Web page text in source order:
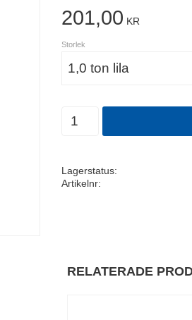
201,00 KR
Storlek
Lagerstatus
Artikelnr
RELATERADE